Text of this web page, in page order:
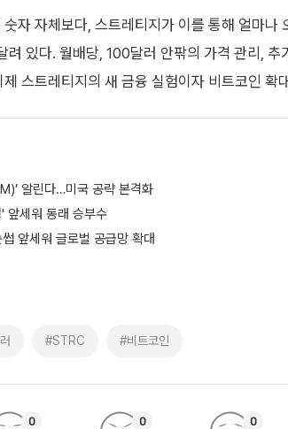
자 자체보다, 스트레티지가 이를 통해 얼마나
려 있다. 월배당, 100달러 안팎의 가격 관리,
스트레티지의 새 금융 실험이자 비트코인 확
알린다…미국 공략 본격화
앞세워 동래 승부수
앞세워 글로벌 공급망 확대
#STRC #비트코인
0 0 0